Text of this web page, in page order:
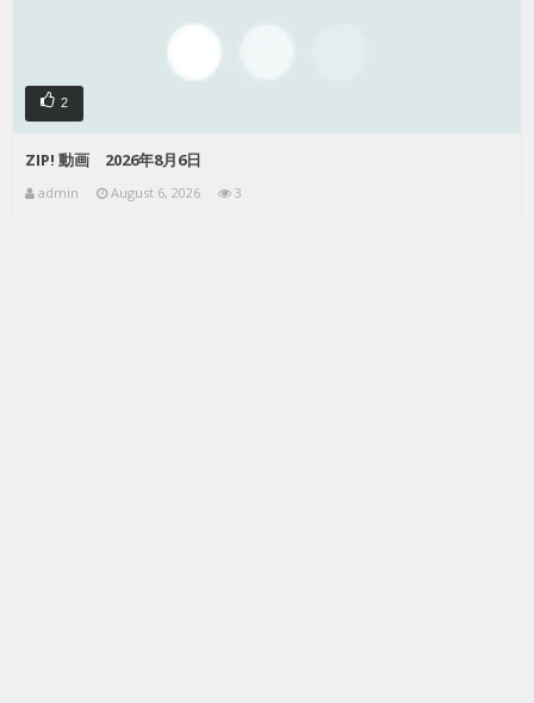
2
ZIP! 動画 2026年8月6日
admin August 6, 2026 3